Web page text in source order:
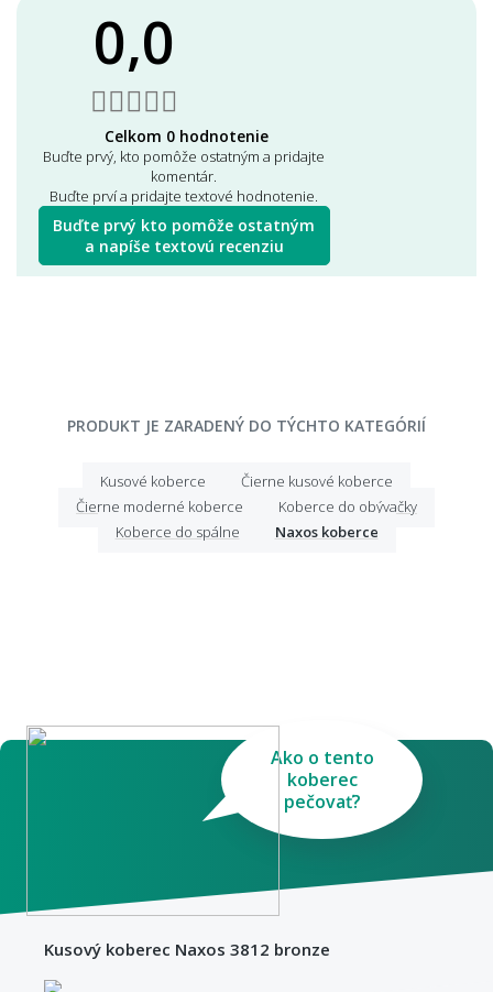
0,0
Celkom 0 hodnotenie
Buďte prvý, kto pomôže ostatným a pridajte
komentár.
Buďte prví a pridajte textové hodnotenie.
Buďte prvý kto pomôže ostatným
a napíše textovú recenziu
PRODUKT JE ZARADENÝ DO TÝCHTO KATEGÓRIÍ
Kusové koberce
Čierne kusové koberce
Čierne moderné koberce
Koberce do obývačky
Koberce do spálne
Naxos koberce
Ako o tento
koberec
pečovať?
Kusový koberec Naxos 3812 bronze